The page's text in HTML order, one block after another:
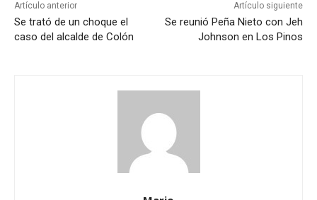
Artículo anterior
Se trató de un choque el
caso del alcalde de Colón
Artículo siguiente
Se reunió Peña Nieto con Jeh
Johnson en Los Pinos